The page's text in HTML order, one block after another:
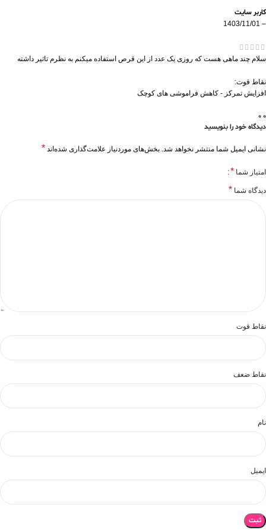
کاربر سایت
–
1403/11/01
سلام چند ماهی هست که روزی یک عدد از این قرص استفاده میکنم به نظرم تاثیر داشته
نقاط قوت:
افزایش تمرکز - کاهش فراموشی های کوچک
0
0
دیدگاه خود را بنویسید
نشانی ایمیل شما منتشر نخواهد شد. بخش‌های موردنیاز علامت‌گذاری شده‌اند *
امتیاز شما *
دیدگاه شما *
نقاط قوت
نقاط ضعف
نام
ایمیل